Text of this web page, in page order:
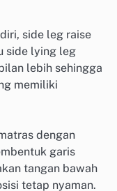
side leg raise
side lying leg
lebih sehingga
memiliki
dengan
garis
tangan bawah
tetap nyaman.